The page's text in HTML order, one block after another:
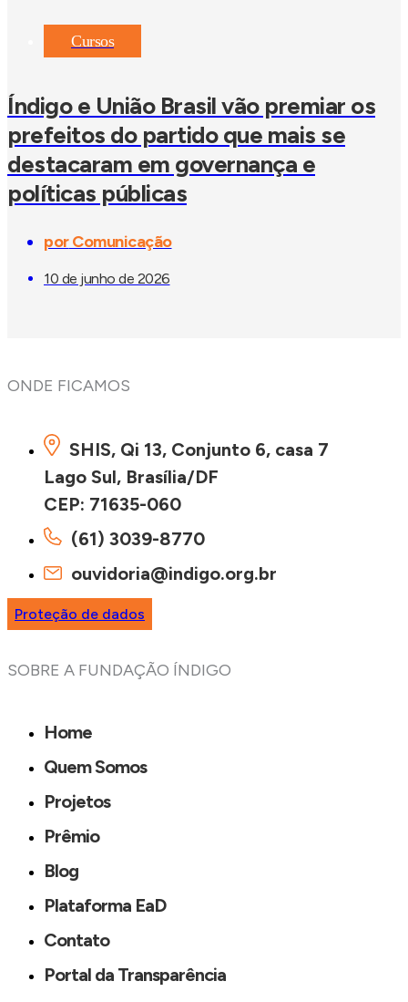
Cursos
Índigo e União Brasil vão premiar os
prefeitos do partido que mais se
destacaram em governança e
políticas públicas
porComunicação
10 de junho de 2026
ONDE FICAMOS
SHIS, Qi 13, Conjunto 6, casa 7
Lago Sul, Brasília/DF
CEP: 71635-060
(61) 3039-8770
ouvidoria@indigo.org.br
Proteção de dados
SOBRE A FUNDAÇÃO ÍNDIGO
Home
Quem Somos
Projetos
Prêmio
Blog
Plataforma EaD
Contato
Portal da Transparência